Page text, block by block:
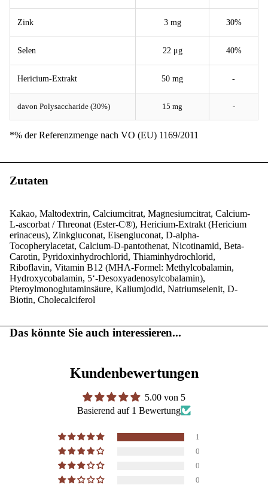
Zink 3 mg 30%
Selen 22 μg 40%
Hericium-Extrakt 50 mg -
davon Polysaccharide (30%) 15 mg -
*% der Referenzmenge nach VO (EU) 1169/2011
Zutaten
Kakao, Maltodextrin, Calciumcitrat, Magnesiumcitrat, Calcium-
L-ascorbat / Threonat (Ester-C®), Hericium-Extrakt (Hericium
erinaceus), Zinkgluconat, Eisengluconat, D-alpha-
Tocopherylacetat, Calcium-D-pantothenat, Nicotinamid, Beta-
Carotin, Pyridoxinhydrochlorid, Thiaminhydrochlorid,
Riboflavin, Vitamin B12 (MHA-Formel: Methylcobalamin,
Hydroxycobalamin, 5‘-Desoxyadenosylcobalamin),
Pteroylmonoglutaminsäure, Kaliumjodid, Natriumselenit, D-
Biotin, Cholecalciferol
Das könnte Sie auch interessieren...
Kundenbewertungen
5.00 von 5
Basierend auf 1 Bewertung
1
0
0
0